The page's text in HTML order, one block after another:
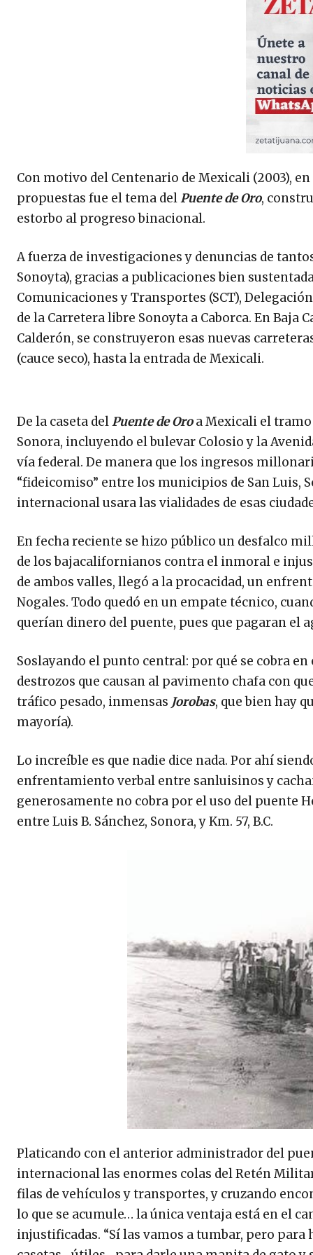
Con motivo del Centenario de Mexicali (2003),
propuestas fue el tema delPuente de Oro,
estorbo al progreso binacional.
A fuerza de investigaciones y denuncias de
Sonoyta), gracias a publicaciones bien
Comunicaciones y Transportes (SCT),
de la Carretera libre Sonoyta a Caborca. En
Calderón, se construyeron esas nuevas
(cauce seco), hasta la entrada de Mexicali.
De la caseta delPuente de Oroa Mexicali el tramo
Sonora, incluyendo el bulevar Colosio y la
vía federal. De manera que los ingresos
“fideicomiso” entre los municipios de San Luis,
internacional usara las vialidades de esas
En fecha reciente se hizo público un desfalco
de los bajacalifornianos contra el inmoral e
de ambos valles, llegó a la procacidad, un
Nogales. Todo quedó en un empate técnico,
querían dinero del puente, pues que pagaran el
Soslayando el punto central: por qué se cobra
destrozos que causan al pavimento chafa con
tráfico pesado, inmensas Jorobas, que bien hay
mayoría).
Lo increíble es que nadie dice nada. Por ahí
enfrentamiento verbal entre sanluisinos y
generosamente no cobra por el uso del puente
entre Luis B. Sánchez, Sonora, y Km. 57, B.C.
Platicando con el anterior administrador del
internacional las enormes colas del Retén
filas de vehículos y transportes, y cruzando
lo que se acumule… la única ventaja está en el
injustificadas. “Sí las vamos a tumbar, pero